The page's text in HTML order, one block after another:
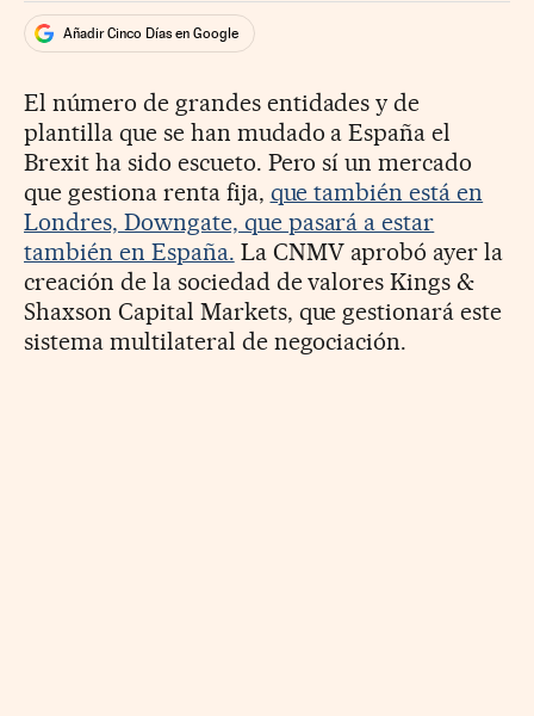
Añadir Cinco Días en Google
El número de grandes entidades y de
plantilla que se han mudado a España el
Brexit ha sido escueto. Pero sí un mercado
que gestiona renta fija, que también está en
Londres, Downgate, que pasará a estar
también en España. La CNMV aprobó ayer la
creación de la sociedad de valores Kings &
Shaxson Capital Markets, que gestionará este
sistema multilateral de negociación.